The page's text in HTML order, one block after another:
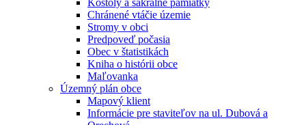
Kostoly a sakrálne pamiatky
Chránené vtáčie územie
Stromy v obci
Predpoveď počasia
Obec v štatistikách
Kniha o histórii obce
Maľovanka
Územný plán obce
Mapový klient
Informácie pre staviteľov na ul. Dubová a